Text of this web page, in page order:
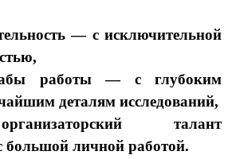
— с исключительной
работы — с глубоким
деталям исследований,
талант
большой личной работой.